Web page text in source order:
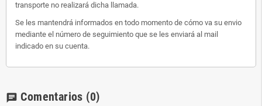
transporte no realizará dicha llamada.
Se les mantendrá informados en todo momento de cómo va su envio
mediante el número de seguimiento que se les enviará al mail
indicado en su cuenta.
chat Comentarios (0)